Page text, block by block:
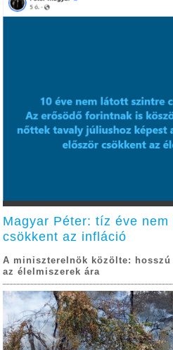
Magyar Péter: tíz éve
csökkent az infláció
A miniszterelnök közölte:
az élelmiszerek ára